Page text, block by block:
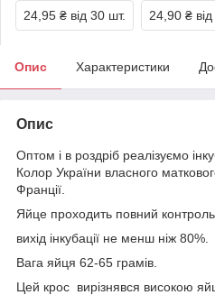
24,95 ₴ від 30 шт. 24,90 ₴
Опис Характеристики
Опис
Оптом і в роздріб реалізуємо
Колор України власного
Франції.
Яйце проходить повний контроль
вихід інкубації не менш ніж 80%.
Вага яйця 62-65 грамів.
Цей крос вирізнявся високою